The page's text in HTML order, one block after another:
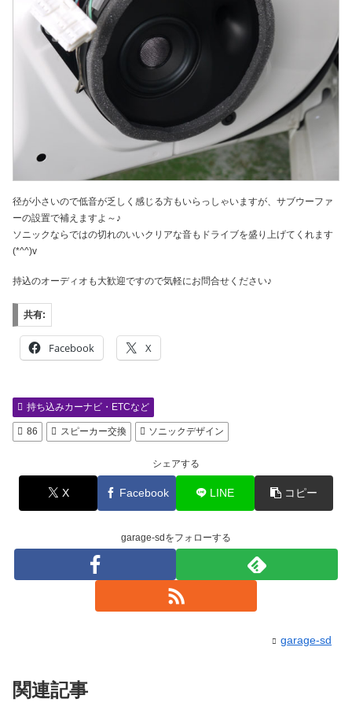
径が小さいので低音が乏しく感じる方もいらっしゃいますが、サブウーファ
ーの設置で補えますよ～♪
ソニックならではの切れのいいクリアな音もドライブを盛り上げてくれます
(*^^)v
持込のオーディオも大歓迎ですので気軽にお問合せください♪
共有:
Facebook X
持ち込みカーナビ・ETCなど
86 スピーカー交換 ソニックデザイン
シェアする
X Facebook LINE コピー
garage-sdをフォローする
garage-sd
関連記事